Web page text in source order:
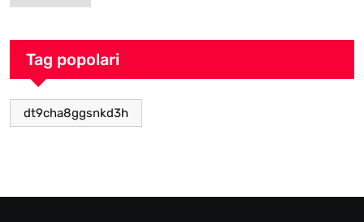
Tag popolari
dt9cha8ggsnkd3h